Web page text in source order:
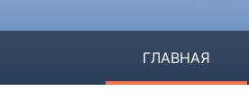
ГЛАВНАЯ